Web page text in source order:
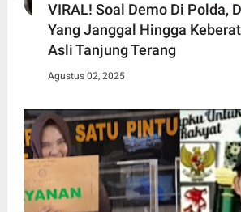
VIRAL! Soal Demo Di Polda,
Yang Janggal Hingga
Asli Tanjung Terang
Agustus 02, 2025